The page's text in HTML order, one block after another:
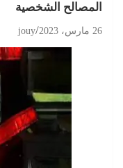
المصالح الشخصية
26 مارس، 2023 jouy